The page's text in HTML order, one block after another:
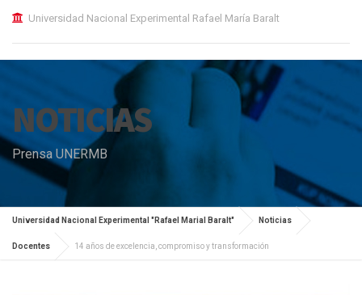
Universidad Nacional Experimental Rafael María Baralt
NOTICIAS
Prensa UNERMB
Universidad Nacional Experimental "Rafael Marial Baralt" Noticias
Docentes ​14 años de excelencia, compromiso y transformación